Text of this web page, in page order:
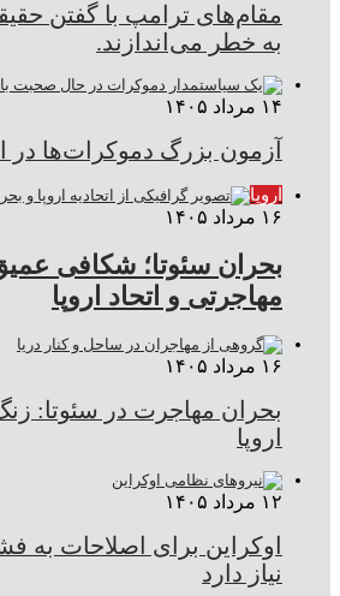
مقام‌های ترامپ با گفتن
به خطر می‌اندازند.
۱۴ مرداد ۱۴۰۵
آزمون بزرگ دموکرات‌ها در
اروپا
۱۶ مرداد ۱۴۰۵
بحران سئوتا؛ شکافی
مهاجرتی و اتحاد اروپا
۱۶ مرداد ۱۴۰۵
بحران مهاجرت در سئوتا:
اروپا
۱۲ مرداد ۱۴۰۵
اوکراین برای اصلاحات به
نیاز دارد